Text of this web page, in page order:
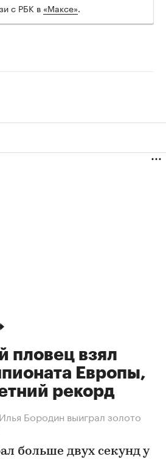
с РБК в «Максе».
пловец взял
Европы,
рекорд
Бородин выиграл золото
больше двух секунд у